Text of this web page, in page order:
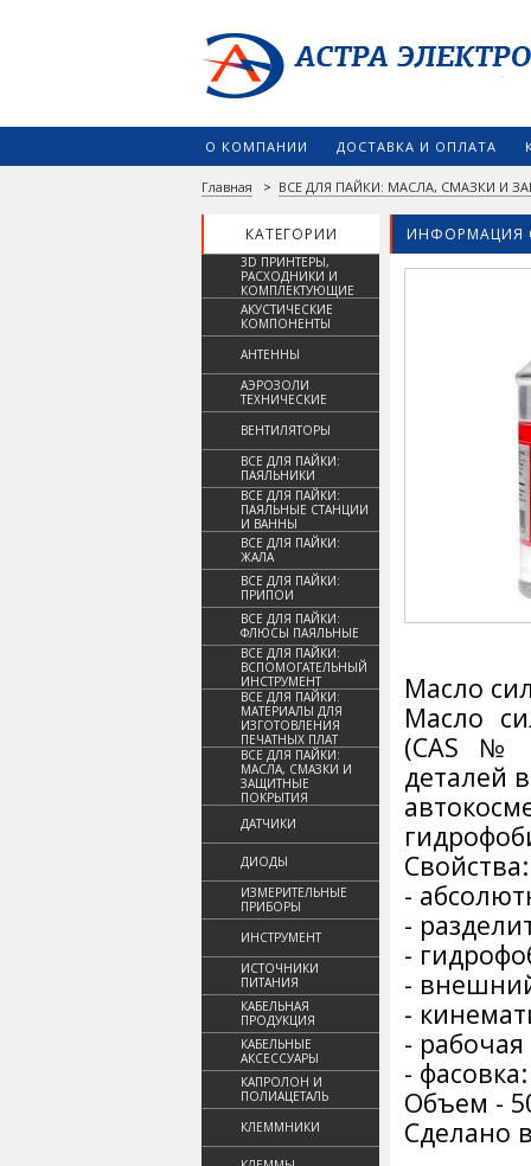
О КОМПАНИИ ДОСТАВКА И ОПЛАТА
Главная > ВСЕ ДЛЯ ПАЙКИ: МАСЛА, СМАЗКИ И
КАТЕГОРИИ ИНФОРМАЦИЯ
3D ПРИНТЕРЫ,
РАСХОДНИКИ И
КОМПЛЕКТУЮЩИЕ
АКУСТИЧЕСКИЕ
КОМПОНЕНТЫ
АНТЕННЫ
АЭРОЗОЛИ
ТЕХНИЧЕСКИЕ
ВЕНТИЛЯТОРЫ
ВСЕ ДЛЯ ПАЙКИ:
ПАЯЛЬНИКИ
ВСЕ ДЛЯ ПАЙКИ:
ПАЯЛЬНЫЕ СТАНЦИИ
И ВАННЫ
ВСЕ ДЛЯ ПАЙКИ:
ЖАЛА
ВСЕ ДЛЯ ПАЙКИ:
ПРИПОИ
ВСЕ ДЛЯ ПАЙКИ:
ФЛЮСЫ ПАЯЛЬНЫЕ
ВСЕ ДЛЯ ПАЙКИ:
ВСПОМОГАТЕЛЬНЫЙ
ИНСТРУМЕНТ
ВСЕ ДЛЯ ПАЙКИ:
МАТЕРИАЛЫ ДЛЯ
ИЗГОТОВЛЕНИЯ
ПЕЧАТНЫХ ПЛАТ
ВСЕ ДЛЯ ПАЙКИ:
МАСЛА, СМАЗКИ И
ЗАЩИТНЫЕ
ПОКРЫТИЯ
ДАТЧИКИ
ДИОДЫ
ИЗМЕРИТЕЛЬНЫЕ
ПРИБОРЫ
ИНСТРУМЕНТ
ИСТОЧНИКИ
ПИТАНИЯ
КАБЕЛЬНАЯ
ПРОДУКЦИЯ
КАБЕЛЬНЫЕ
АКСЕССУАРЫ
КАПРОЛОН И
ПОЛИАЦЕТАЛЬ
КЛЕММНИКИ
Масло
Масло
(CAS №
деталей
Свойства:
-
-
-
-
-
-
-
Объем -
Сделано